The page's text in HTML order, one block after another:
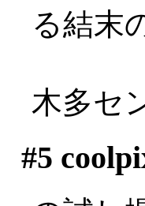
る結末
木多セ
#5